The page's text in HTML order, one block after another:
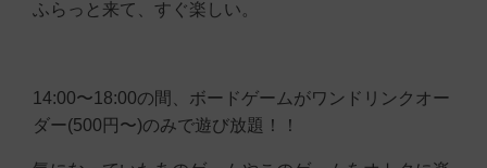
ふらっと来て、すぐ楽しい。
14:00〜18:00の間、ボードゲームがワンドリンクオー
ダー(500円〜)のみで遊び放題！！